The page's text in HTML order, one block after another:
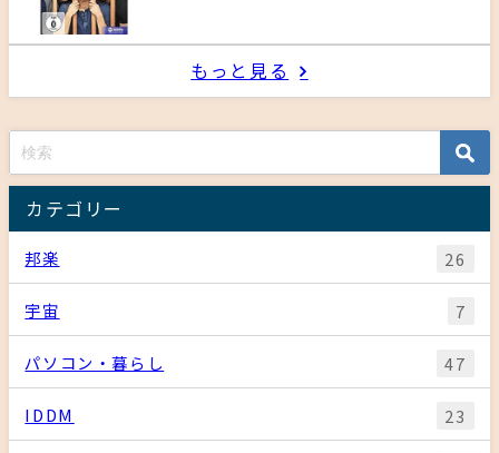
もっと見る
カテゴリー
邦楽 26
宇宙 7
パソコン・暮らし 47
IDDM 23